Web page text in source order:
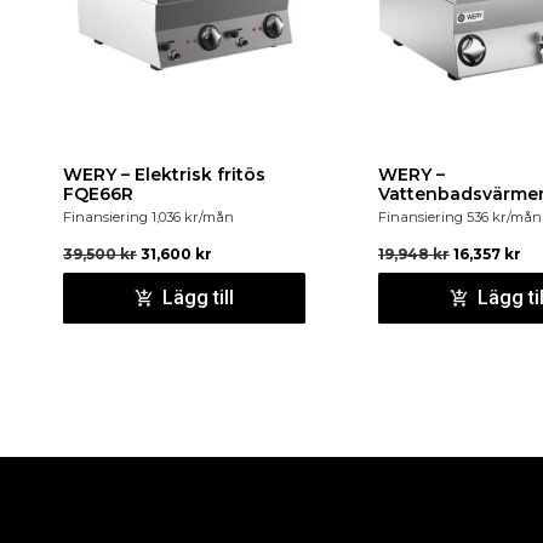
WERY – Elektrisk fritös
FQE66R
Finansiering 1,036 kr/mån
39,500kr 31,600 kr
Lägg till
WERY –
Finansiering 536 kr/mån
19,948kr 16,357 kr
Lägg